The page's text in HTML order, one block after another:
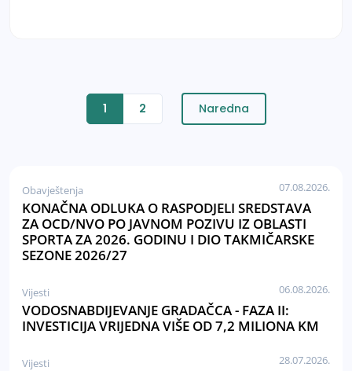
1 2 Naredna
Obavještenja 07.08.2026.
KONAČNA ODLUKA O RASPODJELI SREDSTAVA
ZA OCD/NVO PO JAVNOM POZIVU IZ OBLASTI
SPORTA ZA 2026. GODINU I DIO TAKMIČARSKE
SEZONE 2026/27
Vijesti 06.08.2026.
VODOSNABDIJEVANJE GRADAČCA - FAZA II:
INVESTICIJA VRIJEDNA VIŠE OD 7,2 MILIONA KM
Vijesti 28.07.2026.